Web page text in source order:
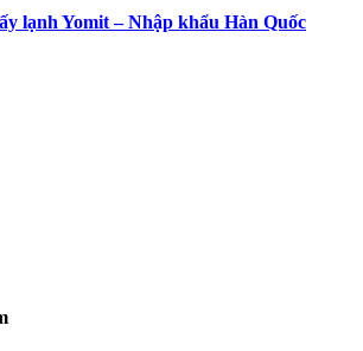
lạnh Yomit – Nhập khẩu Hàn Quốc